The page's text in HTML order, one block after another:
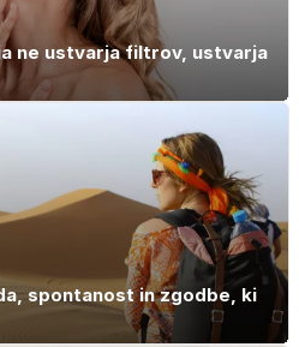
ne ustvarja filtrov, ustvarja
spontanost in zgodbe, ki